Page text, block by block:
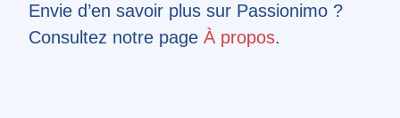
Envie d’en savoir plus sur Passionimo ?
Consultez notre pageÀ propos.